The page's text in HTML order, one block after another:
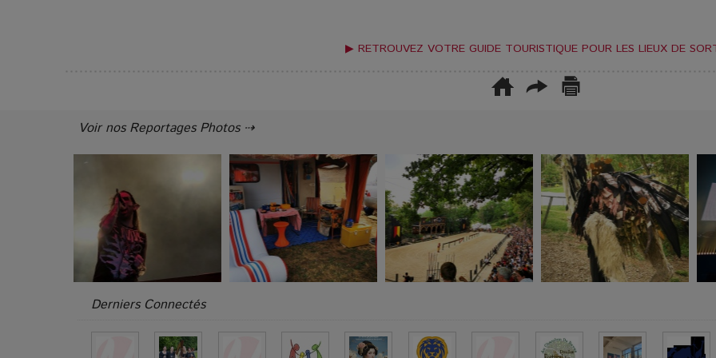
▶ RETROUVEZ VOTRE GUIDE TOURISTIQUE POUR LES LIEUX DE
Voir nos Reportages Photos ⇢
Derniers Connectés